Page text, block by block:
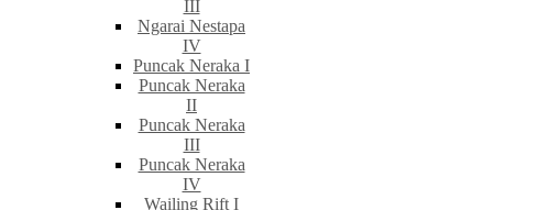
III
Ngarai Nestapa
IV
Puncak Neraka I
Puncak Neraka
II
Puncak Neraka
III
Puncak Neraka
IV
Wailing Rift I